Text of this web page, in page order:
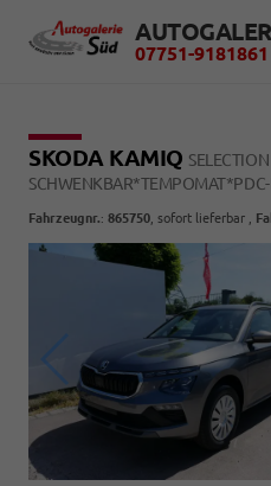
07751-9181861
SKODA KAMIQ
Fahrzeugnr.: 865750 sofort lieferbar